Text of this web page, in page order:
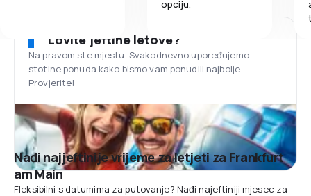
opciju.
Lovite jeftine letove?
Na pravom ste mjestu. Svakodnevno upoređujemo
stotine ponuda kako bismo vam ponudili najbolje.
Provjerite!
Nađi najjeftinije vrijeme za letjeti za Frankfurt
am Main
Fleksibilni s datumima za putovanje? Nađi najeftiniji mjesec za